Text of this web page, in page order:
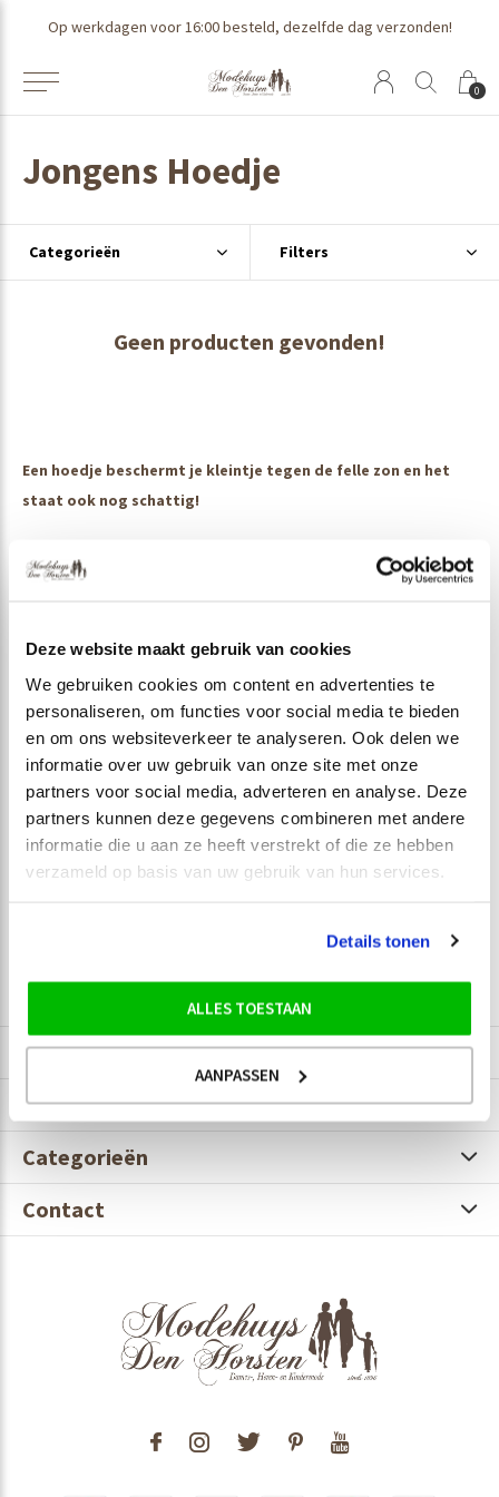
Deze website maakt gebruik van cookies
We gebruiken cookies om content en advertenties te
personaliseren, om functies voor social media te bieden
en om ons websiteverkeer te analyseren. Ook delen we
informatie over uw gebruik van onze site met onze
partners voor social media, adverteren en analyse. Deze
partners kunnen deze gegevens combineren met andere
informatie die u aan ze heeft verstrekt of die ze hebben
verzameld op basis van uw gebruik van hun services.
Details tonen
ALLES TOESTAAN
AANPASSEN
0
Op werkdagen voor 16:00 besteld, dezelfde dag verzonden!
Jongens Hoedje
Categorieën Filters
Geen producten gevonden!
Een hoedje beschermt je kleintje tegen de felle zon en het
staat ook nog schattig!
Jongens hoedje, dat staat leuk
hoofdje dan met een schattig hoedje.
Meld je aan voor onze
nieuwsbrief
Ontvang de nieuwste aanbiedingen en promoties
Abonneer
Modehuys Den Horsten
Informatie
Categorieën
Contact